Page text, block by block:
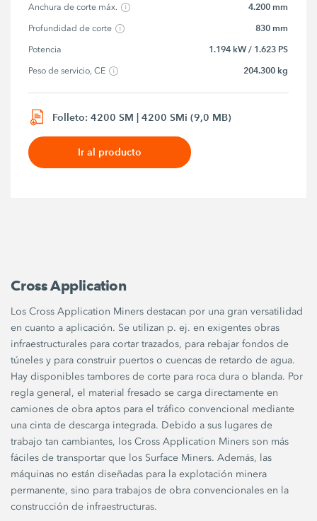
Anchura de corte máx. 4.200 mm
Profundidad de corte 830 mm
Potencia 1.194 kW / 1.623 PS
Peso de servicio, CE 204.300 kg
Folleto: 4200 SM | 4200 SMi (9,0 MB)
Ir al producto
Cross Application
Los Cross Application Miners destacan por una gran versatilidad
en cuanto a aplicación. Se utilizan p. ej. en exigentes obras
infraestructurales para cortar trazados, para rebajar fondos de
túneles y para construir puertos o cuencas de retardo de agua.
Hay disponibles tambores de corte para roca dura o blanda. Por
regla general, el material fresado se carga directamente en
camiones de obra aptos para el tráfico convencional mediante
una cinta de descarga integrada. Debido a sus lugares de
trabajo tan cambiantes, los Cross Application Miners son más
fáciles de transportar que los Surface Miners. Además, las
máquinas no están diseñadas para la explotación minera
permanente, sino para trabajos de obra convencionales en la
construcción de infraestructuras.